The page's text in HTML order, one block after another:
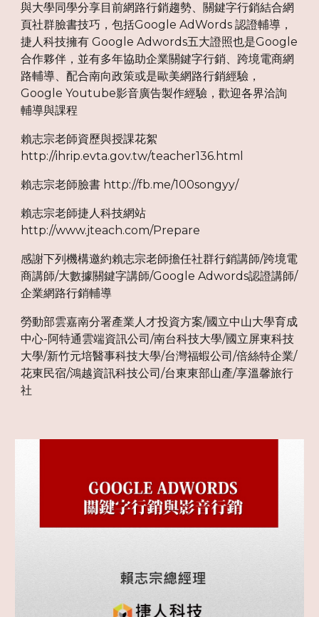
與大學同學分享目前網路行銷趨勢、關鍵字行銷結合網
頁社群臉書技巧，包括Google AdWords 認證輔導，
捷人科技擁有 Google Adwords五大證照也是Google
合作夥伴，並有多年協助企業關鍵字行銷、跨境電商網
路輔導、配合南向政策或是歐美網路行銷經驗，
Google Youtube影音廣告製作經驗，歡迎各界洽詢
輔導與課程
賴志宗老師資歷與授課花絮
http://ihrip.evta.gov.tw/teacher136.html
賴志宗老師臉書 http://fb.me/100songyy/
賴志宗老師捷人科技網站
http://www.jteach.com/Prepare
感謝下列機構邀約賴志宗老師擔任社群行銷講師/跨境電
商講師/大數據關鍵字講師/Google Adwords認證講師/
企業網路行銷輔導
勞動部雲嘉南分署產業人才投資方案/國立中山大學育成
中心-阿特通雲端資訊公司/南台科技大學/國立屏東科技
大學/新竹元培醫事科技大學/台灣福蝦公司/倍絲特企業/
花東民宿/鴻越資訊科技公司/台東東部山產/享溫馨旅行
社